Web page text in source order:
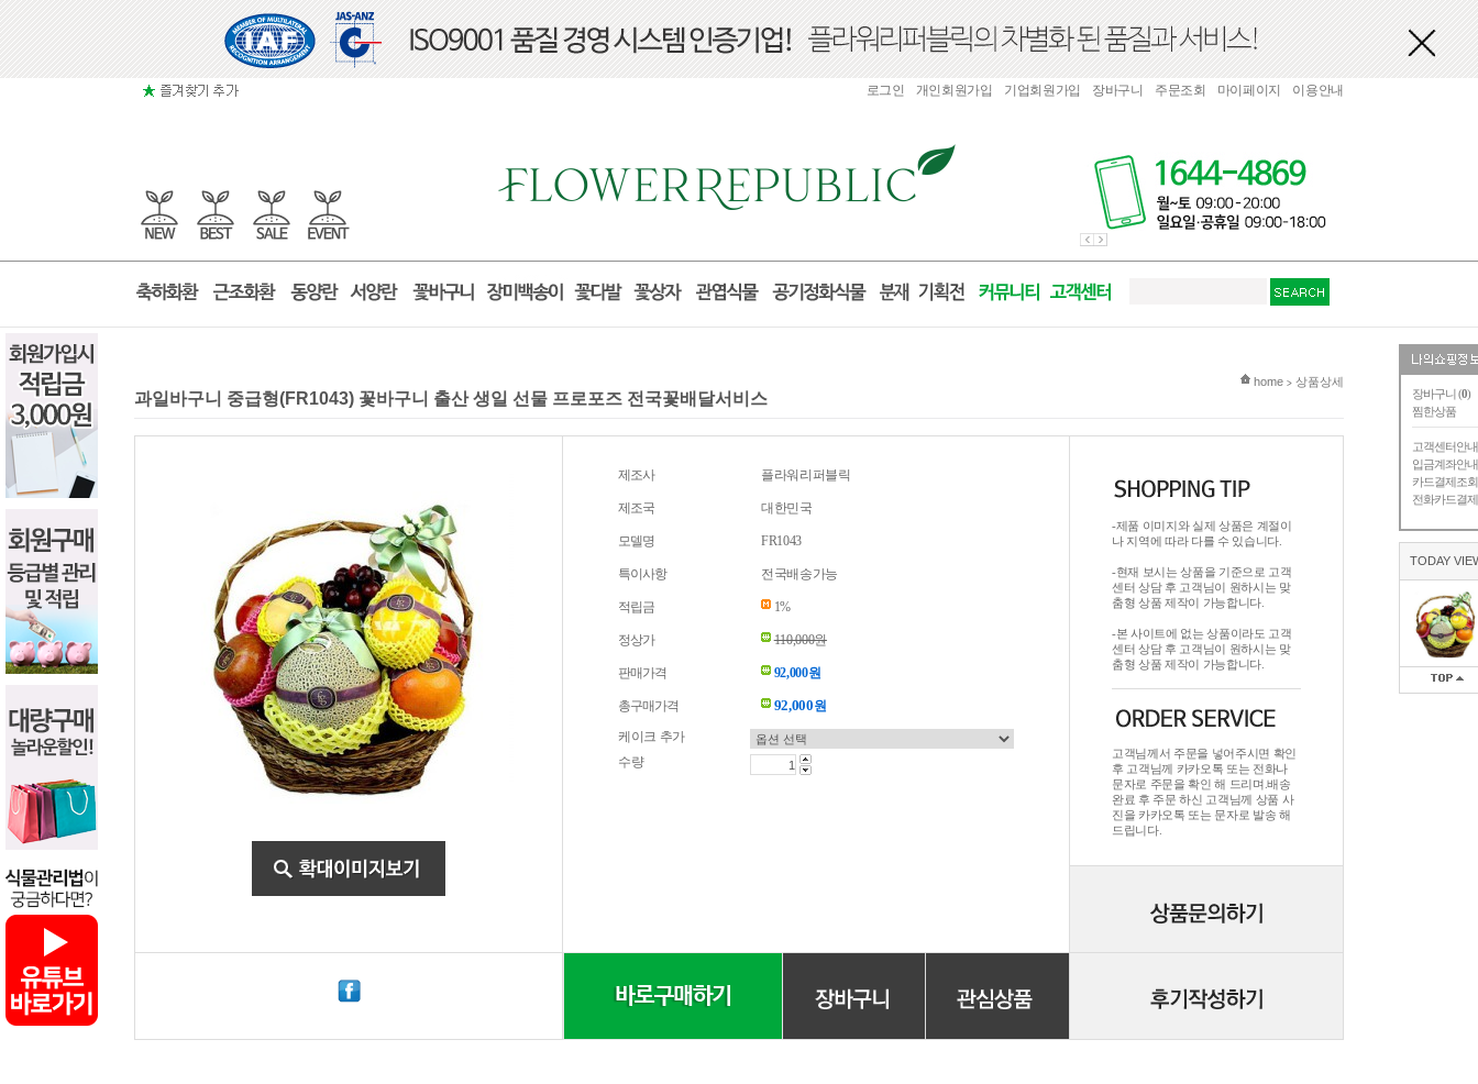
장바구니 (0)
찜한상품
고객센터안내
입금계좌안내
카드결제조회
전화카드결제
TODAY
로그인 개인회원가입 기업회원가입 장바구니 주문조회 마이페이지 이용안내
현재 위치
home > 상품상세
과일바구니 중급형(FR1043) 꽃바구니 출산 생일 선물 프로포즈 전국꽃배달서비스
제조사 플라워리퍼블릭
제조국 대한민국
모델명 FR1043
특이사항 전국배송가능
적립금 1%
정상가 110,000원
판매가격 92,000원
총구매가격 92,000원
케이크 추가
수량
-제품 이미지와 실제 상품은 계절이
나 지역에 따라 다를 수 있습니다.
-현재 보시는 상품을 기준으로 고객
센터 상담 후 고객님이 원하시는 맞
춤형 상품 제작이 가능합니다.
-본 사이트에 없는 상품이라도 고객
센터 상담 후 고객님이 원하시는 맞
춤형 상품 제작이 가능합니다.
고객님께서 주문을 넣어주시면 확인
후 고객님께 카카오톡 또는 전화나
문자로 주문을 확인 해 드리며.배송
완료 후 주문 하신 고객님께 상품 사
진을 카카오톡 또는 문자로 발송 해
드립니다.